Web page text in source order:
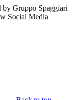
by Gruppo Spaggiari
Social Media